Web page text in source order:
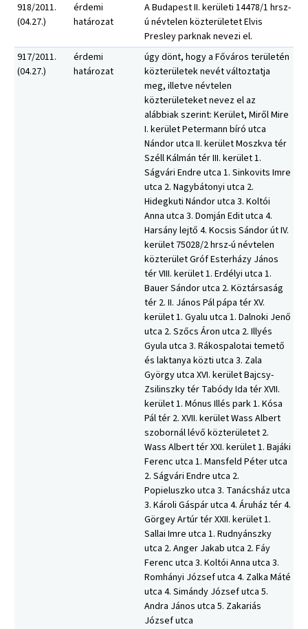
918/2011.
(04.27.)
érdemi
határozat
A Budapest II. kerületi 14478/1 hrsz-
ú névtelen közterületet Elvis
Presley parknak nevezi el.
917/2011.
(04.27.)
érdemi
határozat
úgy dönt, hogy a Főváros területén
közterületek nevét változtatja
meg, illetve névtelen
közterületeket nevez el az
alábbiak szerint: Kerület, Miről Mire
I. kerület Petermann bíró utca
Nándor utca II. kerület Moszkva tér
Széll Kálmán tér III. kerület 1.
Ságvári Endre utca 1. Sinkovits Imre
utca 2. Nagybátonyi utca 2.
Hidegkuti Nándor utca 3. Koltói
Anna utca 3. Domján Edit utca 4.
Harsány lejtő 4. Kocsis Sándor út IV.
kerület 75028/2 hrsz-ú névtelen
közterület Gróf Esterházy János
tér VIII. kerület 1. Erdélyi utca 1.
Bauer Sándor utca 2. Köztársaság
tér 2. II. János Pál pápa tér XV.
kerület 1. Gyalu utca 1. Dalnoki Jenő
utca 2. Szőcs Áron utca 2. Illyés
Gyula utca 3. Rákospalotai temető
és laktanya közti utca 3. Zala
György utca XVI. kerület Bajcsy-
Zsilinszky tér Tabódy Ida tér XVII.
kerület 1. Mónus Illés park 1. Kósa
Pál tér 2. XVII. kerület Wass Albert
szobornál lévő közterületet 2.
Wass Albert tér XXI. kerület 1. Bajáki
Ferenc utca 1. Mansfeld Péter utca
2. Ságvári Endre utca 2.
Popieluszko utca 3. Tanácsház utca
3. Károli Gáspár utca 4. Áruház tér 4.
Görgey Artúr tér XXII. kerület 1.
Sallai Imre utca 1. Rudnyánszky
utca 2. Anger Jakab utca 2. Fáy
Ferenc utca 3. Koltói Anna utca 3.
Romhányi József utca 4. Zalka Máté
utca 4. Simándy József utca 5.
Andra János utca 5. Zakariás
József utca